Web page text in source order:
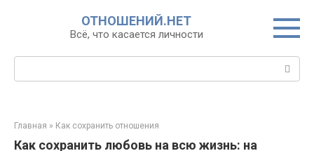
ОТНОШЕНИЙ.НЕТ
Всё, что касается личности
Поиск:
Главная » Как сохранить отношения
Как сохранить любовь на всю жизнь: на